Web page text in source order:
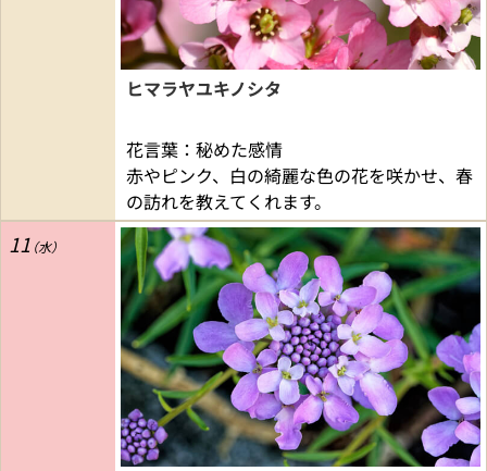
ヒマラヤユキノシタ
花言葉：秘めた感情
赤やピンク、白の綺麗な色の花を咲かせ、春
の訪れを教えてくれます。
11